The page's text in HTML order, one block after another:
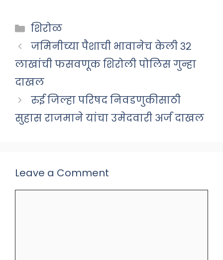
Categories
शिरोळ
जमिनीच्या पैशाची भावानेच केली ३२
लाखांची फसवणूक शिरोली पोलिस गुन्हा
दाखल
रुई जिल्हा परिषद निवडणुकीसाठी
सुहास राजमाने यांचा उमेदवारी अर्ज दाखल
Leave a Comment